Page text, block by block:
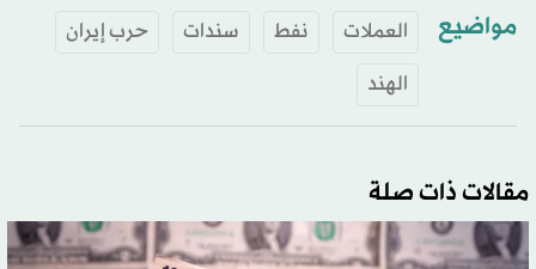
مواضيع العملات نفط سندات
حرب إيران
الهند
مقالات ذات صلة